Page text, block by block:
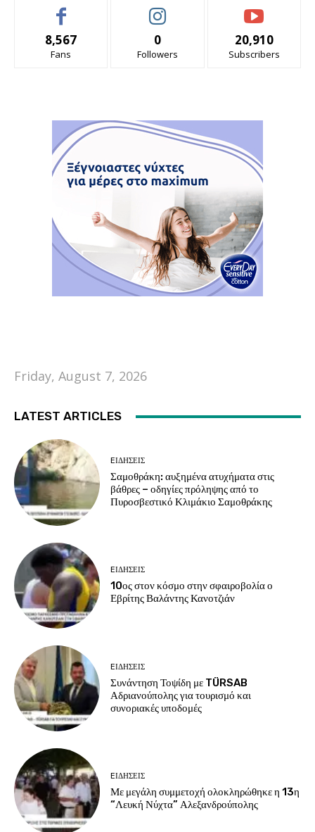
8,567
Fans
0
Followers
20,910
Subscribers
Friday, August 7, 2026
LATEST ARTICLES
EΙΔΗΣΕΙΣ
Σαμοθράκη: αυξημένα ατυχήματα στις
βάθρες – οδηγίες πρόληψης από το
Πυροσβεστικό Κλιμάκιο Σαμοθράκης
EΙΔΗΣΕΙΣ
10ος στον κόσμο στην σφαιροβολία ο
Εβρίτης Βαλάντης Κανοτζιάν
EΙΔΗΣΕΙΣ
Συνάντηση Τοψίδη με TÜRSAB
Αδριανούπολης για τουρισμό και
συνοριακές υποδομές
EΙΔΗΣΕΙΣ
Με μεγάλη συμμετοχή ολοκληρώθηκε η 13η
“Λευκή Νύχτα” Αλεξανδρούπολης